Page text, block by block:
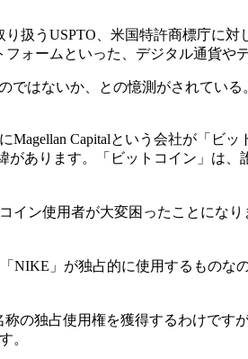
扱うUSPTO、米国特許商標庁に
ォームといった、デジタル通貨や
はないか、との憶測がされている
Capitalという会社が「ビ
あります。「ビットコイン」は
ン使用者が大変困ったことにな
」が独占的に使用するものな
の独占使用権を獲得するわけです
。